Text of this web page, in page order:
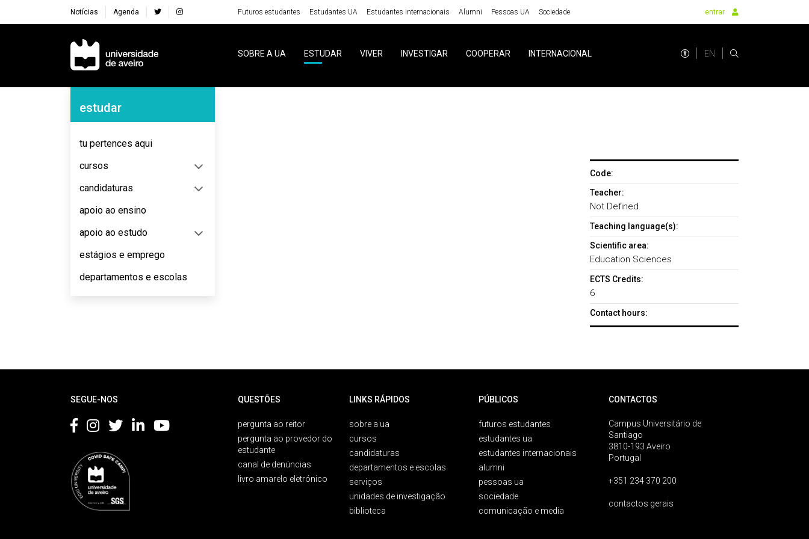
Notícias Agenda Futuros estudantes Estudantes UA Estudantes internacionais Alumni Pessoas UA Sociedade entrar
Navegação Principal
SOBRE A UA ESTUDAR VIVER INVESTIGAR COOPERAR INTERNACIONAL EN
Navegação Lateral
estudar
tu pertences aqui
cursos
candidaturas
apoio ao ensino
apoio ao estudo
estágios e emprego
departamentos e escolas
Code:
Teacher:
Not Defined
Teaching language(s):
Scientific area:
Education Sciences
ECTS Credits:
6
Contact hours:
SEGUE-NOS QUESTÕES
pergunta ao reitor
pergunta ao provedor do
estudante
canal de denúncias
livro amarelo eletrónico
LINKS RÁPIDOS
sobre a ua
cursos
candidaturas
departamentos e escolas
serviços
unidades de investigação
biblioteca
PÚBLICOS
futuros estudantes
estudantes ua
estudantes internacionais
alumni
pessoas ua
sociedade
comunicação e media
CONTACTOS
Campus Universitário de
Santiago
3810-193 Aveiro
Portugal
+351 234 370 200
contactos gerais